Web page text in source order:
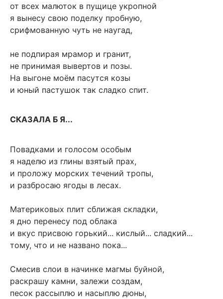
от всех малюток в пущице укропной
я вынесу свою поделку пробную,
срифмованную чуть не наугад,
не подпирая мрамор и гранит,
не принимая вывертов и позы.
На выгоне моём пасутся козы
и юный пастушок так сладко спит.
СКАЗАЛА Б Я...
Повадками и голосом особым
я наделю из глины взятый прах,
и проложу морских течений тропы,
и разбросаю ягоды в лесах.
Материковых плит сближая складки,
я дно перенесу под облака
и вкус присвою горький... кислый... сладкий...
тому, что и не названо пока...
Смесив слои в начинке магмы буйной,
раскрашу камни, залежи создам,
песок рассыплю и насыплю дюны,